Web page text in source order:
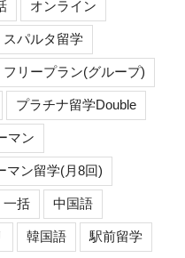
オンライン
スパルタ留学
フリープラン(グループ)
プラチナ留学Double
マン
マン留学(月8回)
一括 中国語
韓国語 駅前留学